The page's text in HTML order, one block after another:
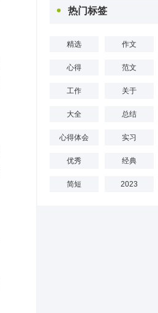
热门标签
精选 作文
心得 范文
工作 关于
大全 总结
心得体会 实习
优秀 经典
简短 2023